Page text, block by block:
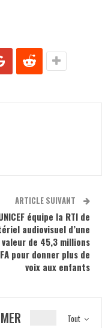
ARTICLE SUIVANT
équipe la RTI de
audiovisuel d’une
valeur de 45,3 millions
pour donner plus de
voix aux enfants
Tout